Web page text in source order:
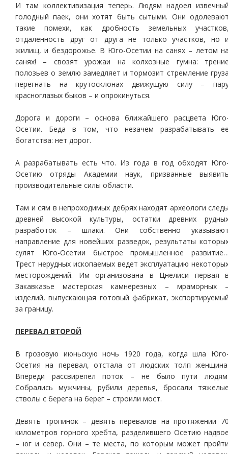
И там коллективизация теперь. Людям надоел
голодный паек, они хотят быть сытыми. Они
такие помехи, как дробность земельных
отдаленность друг от друга не только участков, но
жилищ, и бездорожье. В Юго-Осетии на санях – летом
санях! – свозят урожаи на колхозные гумна:
полозьев о землю замедляет и тормозит стремление
перегнать на крутосклонах движущую силу –
красноглазых быков – и опрокинуться.
Дорога и дороги – основа ближайшего расцвета
Осетии. Беда в том, что незачем разрабатывать
богатства: нет дорог.
А разрабатывать есть что. Из года в год обходят
Осетию отряды Академии наук, призванные
производительные силы области.
Там и сям в непроходимых дебрях находят археологи
древней высокой культуры, остатки древних
разработок – шлаки. Они собственно
направление для новейших разведок, результаты
сулят Юго-Осетии быстрое промышленное
Трест нерудных ископаемых ведет эксплуатацию
месторождений. Им организована в Цнелиси первая
Закавказье мастерская камнерезных – мраморных
изделий, выпускающая готовый фабрикат,
за границу.
ПЕРЕВАЛ ВТОРОЙ
В грозовую июньскую ночь 1920 года, когда шла
Осетия на перевал, отстала от людских толп
Впереди рассвирепел поток – не было пути
Собрались мужчины, рубили деревья, бросали
стволы с берега на берег – строили мост.
Девять тропинок – девять перевалов на протяжении
километров горного хребта, разделившего Осетию
– юг и север. Они – те места, по которым может